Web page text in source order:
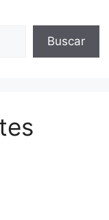
Buscar